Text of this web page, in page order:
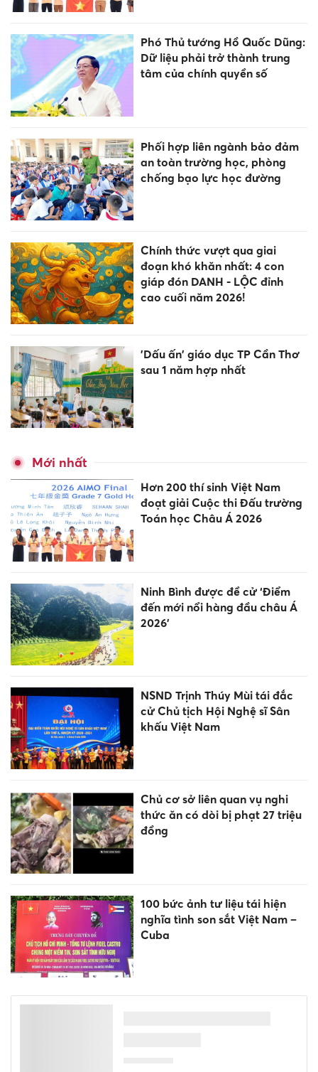
Phó Thủ tướng Hồ Quốc Dũng:
Dữ liệu phải trở thành trung
tâm của chính quyền số
Phối hợp liên ngành bảo đảm
an toàn trường học, phòng
chống bạo lực học đường
Chính thức vượt qua giai
đoạn khó khăn nhất: 4 con
giáp đón DANH - LỘC đỉnh
cao cuối năm 2026!
'Dấu ấn' giáo dục TP Cần Thơ
sau 1 năm hợp nhất
Mới nhất
Hơn 200 thí sinh Việt Nam
đoạt giải Cuộc thi Đấu trường
Toán học Châu Á 2026
Ninh Bình được đề cử ‘Điểm
đến mới nổi hàng đầu châu Á
2026’
NSND Trịnh Thúy Mùi tái đắc
cử Chủ tịch Hội Nghệ sĩ Sân
khấu Việt Nam
Chủ cơ sở liên quan vụ nghi
thức ăn có dòi bị phạt 27 triệu
đồng
100 bức ảnh tư liệu tái hiện
nghĩa tình son sắt Việt Nam –
Cuba